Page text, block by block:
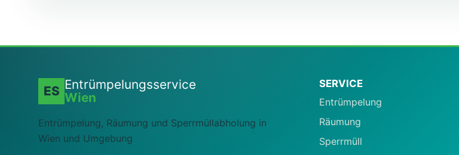
ES Entrümpelungsservice
Wien
Entrümpelung, Räumung und Sperrmüllabholung in
Wien und Umgebung
SERVICE
Entrümpelung
Räumung
Sperrmüll